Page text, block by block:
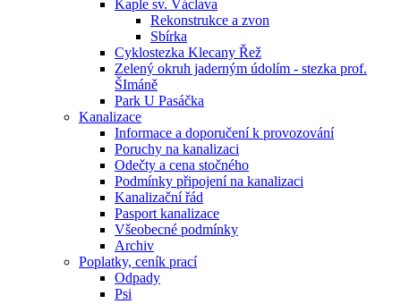
Kaple sv. Václava
Rekonstrukce a zvon
Sbírka
Cyklostezka Klecany Řež
Zelený okruh jaderným údolím - stezka prof.
ŠImáně
Park U Pasáčka
Kanalizace
Informace a doporučení k provozování
Poruchy na kanalizaci
Odečty a cena stočného
Podmínky připojení na kanalizaci
Kanalizační řád
Pasport kanalizace
Všeobecné podmínky
Archiv
Poplatky, ceník prací
Odpady
Psi